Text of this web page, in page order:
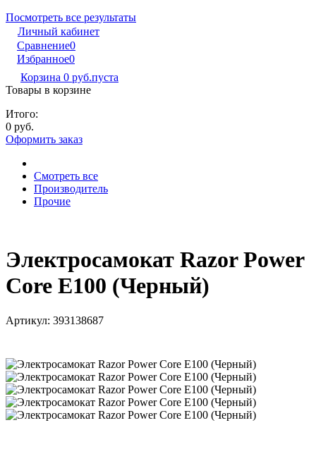
Посмотреть все результаты
Личный кабинет
Сравнение0
Избранное0
Корзина 0 руб.пуста
Товары в корзине
Итого:
0 руб.
Оформить заказ
Смотреть все
Производитель
Прочие
Электросамокат Razor Power
Core E100 (Черный)
Артикул: 393138687